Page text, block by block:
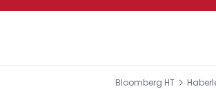
Bloomberg HT